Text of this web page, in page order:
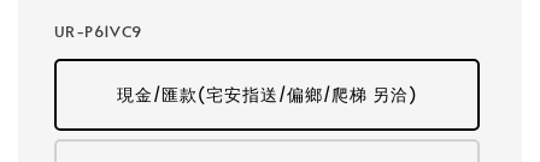
UR-P61VC9
現金/匯款(宅安指送/偏鄉/爬梯 另洽)